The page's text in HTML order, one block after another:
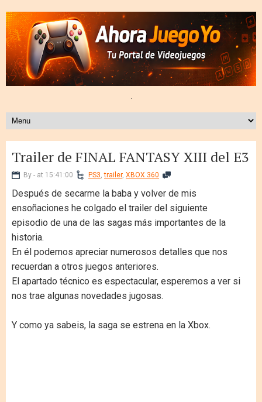
.
Trailer de FINAL FANTASY XIII del E3
By - at 15:41:00 PS3,trailer, XBOX 360
Después de secarme la baba y volver de mis
ensoñaciones he colgado el trailer del siguiente
episodio de una de las sagas más importantes de la
historia.
En él podemos apreciar numerosos detalles que nos
recuerdan a otros juegos anteriores.
El apartado técnico es espectacular, esperemos a ver si
nos trae algunas novedades jugosas.
Y como ya sabeis, la saga se estrena en la Xbox.